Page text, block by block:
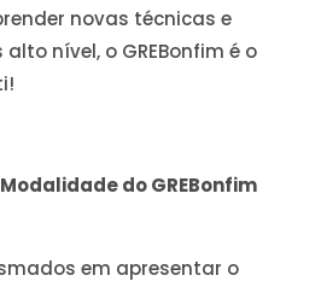
novas técnicas e
nível, o GREBonfim é o
do GREBonfim
em apresentar o